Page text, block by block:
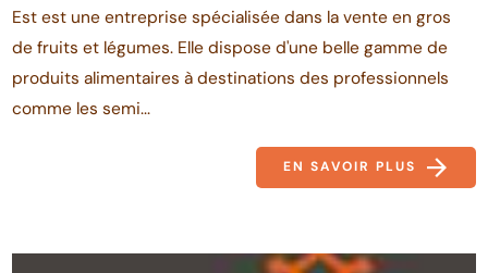
Est est une entreprise spécialisée dans la vente en gros
de fruits et légumes. Elle dispose d'une belle gamme de
produits alimentaires à destinations des professionnels
comme les semi...
EN SAVOIR PLUS